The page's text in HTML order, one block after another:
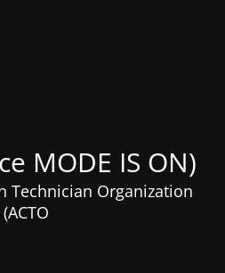
(Maintenance MODE IS ON)
Technician Organization
(ACTO